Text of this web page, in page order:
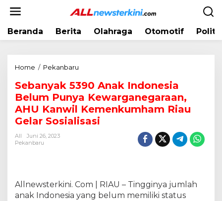
Beranda Berita Olahraga Otomotif
Home / Pekanbaru
b
a
n
y
a
A
n
Sebanyak 5390 Anak Indonesia
Belum Punya Kewarganegaraan,
AHU Kanwil Kemenkumham Riau
Gelar Sosialisasi
All
Juni 26, 2023
Pekanbaru
Allnewsterkini. Com | RIAU – Tingginya jumlah
anak Indonesia yang belum memiliki status